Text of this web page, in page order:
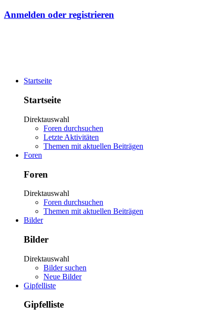
Anmelden oder registrieren
Startseite
Startseite
Direktauswahl
Foren durchsuchen
Letzte Aktivitäten
Themen mit aktuellen Beiträgen
Foren
Foren
Direktauswahl
Foren durchsuchen
Themen mit aktuellen Beiträgen
Bilder
Bilder
Direktauswahl
Bilder suchen
Neue Bilder
Gipfelliste
Gipfelliste